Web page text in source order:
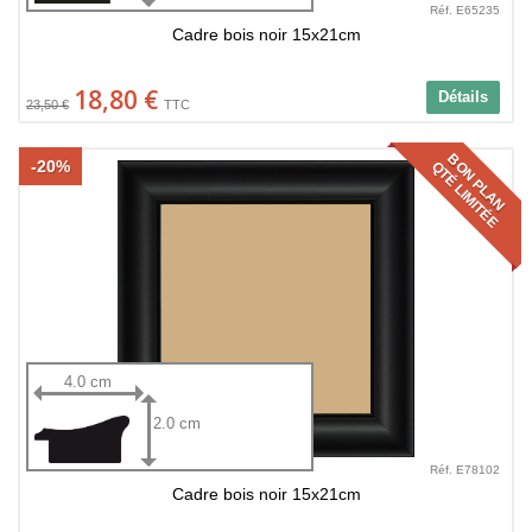
Réf. E65235
Cadre bois noir 15x21cm
Détails
23,50 € 18,80 € TTC
4.0 cm
2.0 cm
Réf. E78102
BON PLAN
QTÉ LIMITÉE
-20%
Cadre bois noir 15x21cm